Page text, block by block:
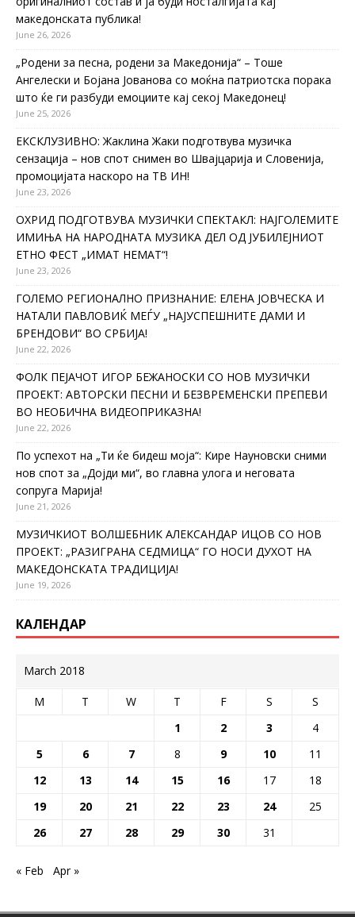
македонската публика!
June 26, 2026
„Родени за песна, родени за Македонија“ – Тоше
Ангелески и Бојана Јованова со моќна патриотска порака
што ќе ги разбуди емоциите кај секој Македонец!
June 25, 2026
ЕКСКЛУЗИВНО: Жаклина Жаки подготвува музичка
сензација – нов спот снимен во Швајцарија и Словенија,
промоцијата наскоро на ТВ ИН!
June 23, 2026
ОХРИД ПОДГОТВУВА МУЗИЧКИ СПЕКТАКЛ: НАЈГОЛЕМИТЕ
ИМИЊА НА НАРОДНАТА МУЗИКА ДЕЛ ОД ЈУБИЛЕЈНИОТ
ЕТНО ФЕСТ „ИМАТ НЕМАТ“!
June 23, 2026
ГОЛЕМО РЕГИОНАЛНО ПРИЗНАНИЕ: ЕЛЕНА ЈОВЧЕСКА И
НАТАЛИ ПАВЛОВИЌ МЕЃУ „НАЈУСПЕШНИТЕ ДАМИ И
БРЕНДОВИ“ ВО СРБИЈА!
June 22, 2026
ФОЛК ПЕЈАЧОТ ИГОР БЕЖАНОСКИ СО НОВ МУЗИЧКИ
ПРОЕКТ: АВТОРСКИ ПЕСНИ И БЕЗВРЕМЕНСКИ ПРЕПЕВИ
ВО НЕОБИЧНА ВИДЕОПРИКАЗНА!
June 22, 2026
По успехот на „Ти ќе бидеш моја“: Кире Науновски сними
нов спот за „Дојди ми“, во главна улога и неговата
сопруга Марија!
June 21, 2026
МУЗИЧКИОТ ВОЛШЕБНИК АЛЕКСАНДАР ИЦОВ СО НОВ
ПРОЕКТ: „РАЗИГРАНА СЕДМИЦА“ ГО НОСИ ДУХОТ НА
МАКЕДОНСКАТА ТРАДИЦИЈА!
June 19, 2026
КАЛЕНДАР
March 2018
M T W T F S
S
1
2 3
4
5
6 7 8 9 10
11
12
13 14 15 16 17
18
19
20 21 22 23 24
25
26
27 28 29 30 31
« Feb Apr »